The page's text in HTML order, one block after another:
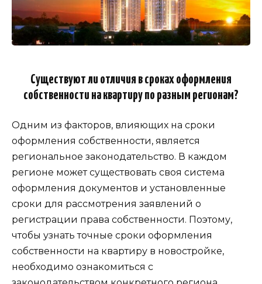
Существуют ли отличия в сроках оформления
собственности на квартиру по разным регионам?
Одним из факторов, влияющих на сроки
оформления собственности, является
региональное законодательство. В каждом
регионе может существовать своя система
оформления документов и установленные
сроки для рассмотрения заявлений о
регистрации права собственности. Поэтому,
чтобы узнать точные сроки оформления
собственности на квартиру в новостройке,
необходимо ознакомиться с